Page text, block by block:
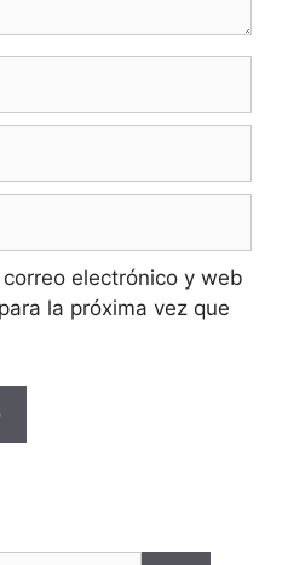
electrónico y web
la próxima vez que